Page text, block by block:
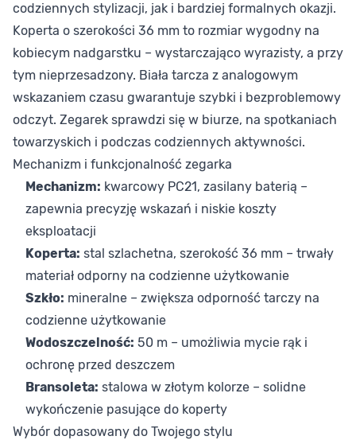
codziennych stylizacji, jak i bardziej formalnych okazji.
Koperta o szerokości 36 mm to rozmiar wygodny na
kobiecym nadgarstku – wystarczająco wyrazisty, a przy
tym nieprzesadzony. Biała tarcza z analogowym
wskazaniem czasu gwarantuje szybki i bezproblemowy
odczyt. Zegarek sprawdzi się w biurze, na spotkaniach
towarzyskich i podczas codziennych aktywności.
Mechanizm i funkcjonalność zegarka
Mechanizm: kwarcowy PC21, zasilany baterią –
zapewnia precyzję wskazań i niskie koszty
eksploatacji
Koperta: stal szlachetna, szerokość 36 mm – trwały
materiał odporny na codzienne użytkowanie
Szkło: mineralne – zwiększa odporność tarczy na
codzienne użytkowanie
Wodoszczelność: 50 m – umożliwia mycie rąk i
ochronę przed deszczem
Bransoleta: stalowa w złotym kolorze – solidne
wykończenie pasujące do koperty
Wybór dopasowany do Twojego stylu